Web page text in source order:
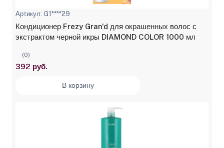
Артикул: G1****29
Кондиционер Frezy Gran'd для окрашенных волос с
экстрактом черной икры DIAMOND COLOR 1000 мл
(0)
392 руб.
В корзину